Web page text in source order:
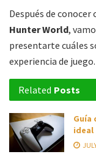
Después de
Hunter World,
presentarte cuáles
experiencia de juego.
Related Posts
Guía
ideal